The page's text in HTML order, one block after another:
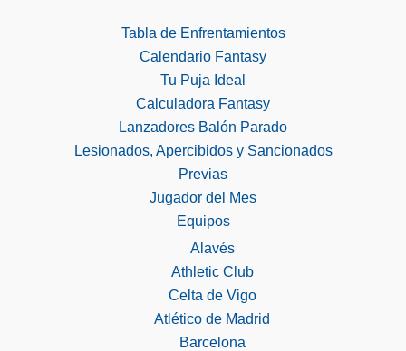
Tabla de Enfrentamientos
Calendario Fantasy
Tu Puja Ideal
Calculadora Fantasy
Lanzadores Balón Parado
Lesionados, Apercibidos y Sancionados
Previas
Jugador del Mes
Equipos
Alavés
Athletic Club
Celta de Vigo
Atlético de Madrid
Barcelona